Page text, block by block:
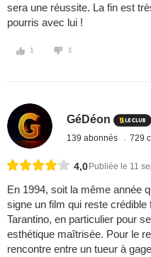
sera une réussite. La fin est
pourris avec lui !
1 1
GéDéon
139 abonnés 729
4,0 Publiée le 11
En 1994, soit la même année
signe un film qui reste
Tarantino, en particulier pour
esthétique maîtrisée. Pour le
rencontre entre un tueur à